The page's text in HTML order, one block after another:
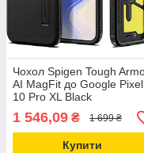
Чохол Spigen Tough
AI MagFit до Google Pixel
10 Pro XL Black
(ACS09728)
1 546,09 ₴ 1 699 ₴
Купити